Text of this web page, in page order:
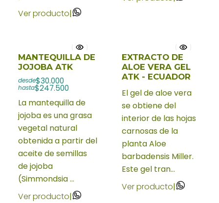
Ver producto|
MANTEQUILLA DE
JOJOBA ATK
desde$30.000
hasta$247.500
La mantequilla de
jojoba es una grasa
vegetal natural
obtenida a partir del
aceite de semillas
de jojoba
(Simmondsia ...
Ver producto|
EXTRACTO DE
ALOE VERA GEL
ATK - ECUADOR
El gel de aloe vera
se obtiene del
interior de las hojas
carnosas de la
planta Aloe
barbadensis Miller.
Este gel tran...
Ver producto|